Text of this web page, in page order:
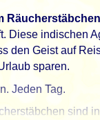
Diese indischen
den Geist auf
sparen.
Jeden Tag.
sind